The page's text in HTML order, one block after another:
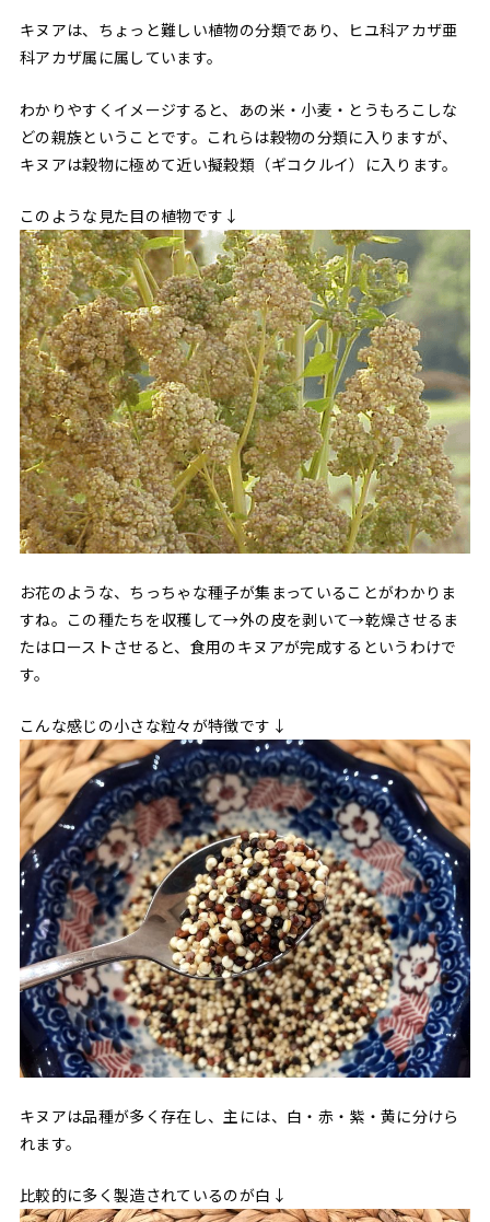
キヌアは、ちょっと難しい植物の分類であり、ヒユ科アカザ亜
科アカザ属に属しています。
わかりやすくイメージすると、あの米・小麦・とうもろこしな
どの親族ということです。これらは穀物の分類に入りますが、
キヌアは穀物に極めて近い擬穀類（ギコクルイ）に入ります。
このような見た目の植物です↓
お花のような、ちっちゃな種子が集まっていることがわかりま
すね。この種たちを収穫して→外の皮を剥いて→乾燥させるま
たはローストさせると、食用のキヌアが完成するというわけで
す。
こんな感じの小さな粒々が特徴です↓
キヌアは品種が多く存在し、主には、白・赤・紫・黄に分けら
れます。
比較的に多く製造されているのが白↓